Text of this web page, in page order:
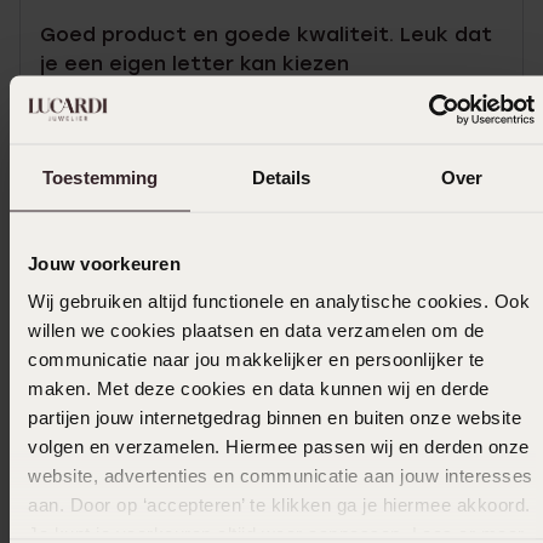
Toestemming Details Over
Jouw voorkeuren
Wij gebruiken altijd functionele en analytische cookies. Ook
willen we cookies plaatsen en data verzamelen om de
communicatie naar jou makkelijker en persoonlijker te
maken. Met deze cookies en data kunnen wij en derde
partijen jouw internetgedrag binnen en buiten onze website
volgen en verzamelen. Hiermee passen wij en derden onze
website, advertenties en communicatie aan jouw interesses
aan. Door op ‘accepteren’ te klikken ga je hiermee akkoord.
Goed product en goede kwaliteit. Leuk dat
je een eigen letter kan kiezen
Ook leuk voor jou